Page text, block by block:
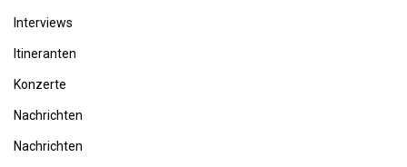
Interviews
Itineranten
Konzerte
Nachrichten
Nachrichten